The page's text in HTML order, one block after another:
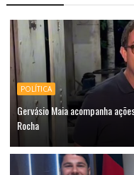
POLÍTICA
Gervásio Maia acompanha
Rocha